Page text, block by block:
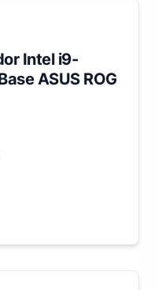
Intel i9-
ASUS ROG